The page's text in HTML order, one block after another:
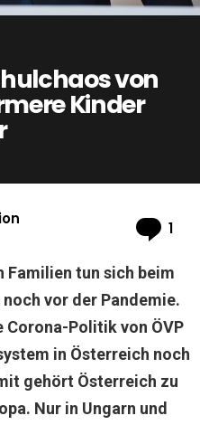
von
Kinder
1
Familien tun sich beim
vor der Pandemie.
Corona-Politik von ÖVP
in Österreich noch
gehört Österreich zu
Nur in Ungarn und